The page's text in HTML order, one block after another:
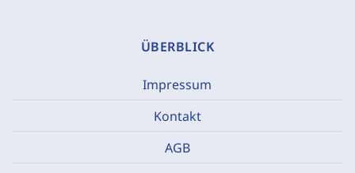
ÜBERBLICK
Impressum
Kontakt
AGB